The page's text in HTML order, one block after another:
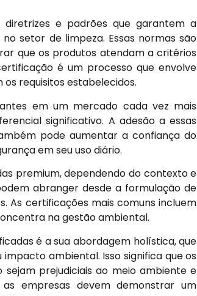
e padrões que garantem a
setor de limpeza. Essas normas são
que os produtos atendam a critérios
é um processo que envolve
requisitos estabelecidos.
em um mercado cada vez mais
significativo. A adesão a essas
pode aumentar a confiança do
em seu uso diário.
premium, dependendo do contexto e
abranger desde a formulação de
As certificações mais comuns incluem
na gestão ambiental.
é a sua abordagem holística, que
ambiental. Isso significa que os
prejudiciais ao meio ambiente e
empresas devem demonstrar um